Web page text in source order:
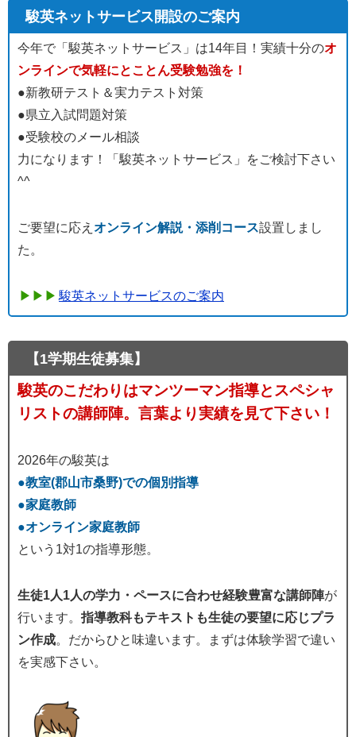
駿英ネットサービス開設のご案内
今年で「駿英ネットサービス」は14年目！実績十分のオ
ンラインで気軽にとことん受験勉強を！
●新教研テスト＆実力テスト対策
●県立入試問題対策
●受験校のメール相談
力になります！「駿英ネットサービス」をご検討下さい
^^
ご要望に応え オンライン解説・添削コース設置しまし
た。
駿英ネットサービスのご案内
【1学期生徒募集】
駿英のこだわりはマンツーマン指導とスペシャ
リストの講師陣。言葉より実績を見て下さい！
2026年の駿英は
●教室(郡山市桑野)での個別指導
●家庭教師
●オンライン家庭教師
という1対1の指導形態。
生徒1人1人の学力・ペースに合わせ経験豊富な講師陣が
行います。 指導教科もテキストも生徒の要望に応じプラ
ン作成。だからひと味違います。まずは体験学習で違い
を実感下さい。